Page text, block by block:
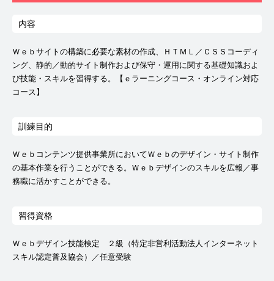
内容
Ｗｅｂサイトの構築に必要な素材の作成、ＨＴＭＬ／ＣＳＳコーディ
ング、静的／動的サイト制作および保守・運用に関する基礎知識およ
び技能・スキルを習得する。【ｅラーニングコース・オンライン対応
コース】
訓練目的
Ｗｅｂコンテンツ提供事業所においてＷｅｂのデザイン・サイト制作
の基本作業を行うことができる。Ｗｅｂデザインのスキルを広報／事
務職に活かすことができる。
習得資格
Ｗｅｂデザイン技能検定 ２級（特定非営利活動法人インターネット
スキル認定普及協会）／任意受験